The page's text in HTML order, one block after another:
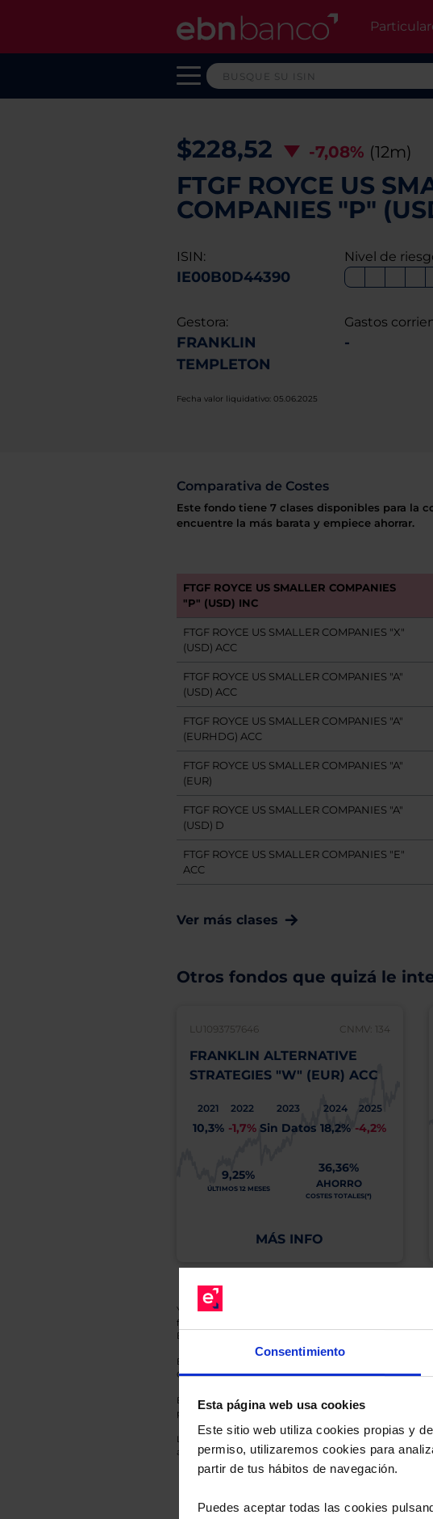
Consentimiento
Esta página web usa cookies
Este sitio web utiliza cookies propias y
permiso, utilizaremos cookies para
partir de tus hábitos de navegación.
Puedes aceptar todas las cookies
$228,52 -7,08% (12m)
FTGF ROYCE US
COMPANIES "P"
ISIN:
IE00B0D44390
Nivel de
Gestora:
FRANKLIN
TEMPLETON
Gastos
-
Fecha valor liquidativo: 05.06.2025
Comparativa de Costes
Este fondo tiene 7 clases disponibles para la
encuentre la más barata y empiece ahorrar.
FTGF ROYCE US SMALLER COMPANIES
"P" (USD) INC
FTGF ROYCE US SMALLER COMPANIES "X"
(USD) ACC
FTGF ROYCE US SMALLER COMPANIES "A"
(USD) ACC
FTGF ROYCE US SMALLER COMPANIES "A"
(EURHDG) ACC
FTGF ROYCE US SMALLER COMPANIES "A"
(EUR)
FTGF ROYCE US SMALLER COMPANIES "A"
(USD) D
FTGF ROYCE US SMALLER COMPANIES "E"
ACC
Ver más clases
Otros fondos que quizá le
LU1093757646 CNMV: 134
FRANKLIN ALTERNATIVE
STRATEGIES "W" (EUR) ACC
2021
10,3%
2022
-1,7%
2023
Sin Datos
2024
18,2%
2025
-4,2%
9,25%
ÚLTIMOS 12 MESES
36,36%
AHORRO
COSTES TOTALES(*)
MÁS INFO
Y recuerde que toda inversión conlleva riesgos, incluida
fluctuaciones del mercado, sin que rentabilidades
El Grupo EBN no puede garantizar que cualquier capital
En cada una de las fichas de nuestros Fondos de
Gestora y la entidad depositaria del mismo y sobre el
Esto es una comunicación publicitaria. EBN no está
para el inversor antes de tomar una decisión final de
Los datos de rentabilidad mostrados hacen referencia a
anterior a Valor Liquidativo actual con reinversión de